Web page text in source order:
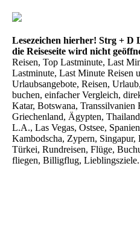
Lesezeichen hierher! Strg + D
die Reiseseite wird nicht
Reisen, Top Lastminute, Last
Lastminute, Last Minute Reisen
Urlaubsangebote, Reisen,
buchen, einfacher Vergleich,
Katar, Botswana,
Griechenland, Ägypten,
L.A., Las Vegas, Ostsee,
Kambodscha, Zypern,
Türkei, Rundreisen, Flüge,
fliegen, Billigflug,